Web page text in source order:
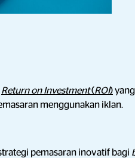
Return on Investment(ROI)
menggunakan iklan.
pemasaran inovatif bagi